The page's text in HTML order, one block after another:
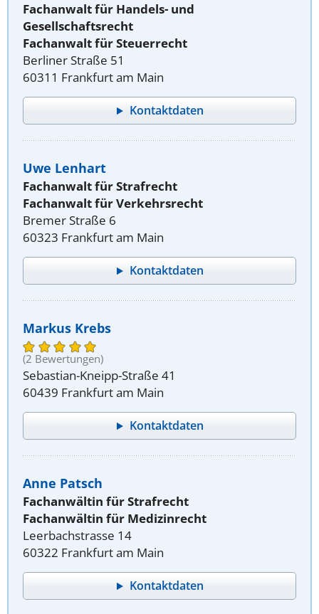
Fachanwalt für Handels- und
Gesellschaftsrecht
Fachanwalt für Steuerrecht
Berliner Straße 51
60311 Frankfurt am Main
Kontaktdaten
Uwe Lenhart
Fachanwalt für Strafrecht
Fachanwalt für Verkehrsrecht
Bremer Straße 6
60323 Frankfurt am Main
Kontaktdaten
Markus Krebs
(2 Bewertungen)
Sebastian-Kneipp-Straße 41
60439 Frankfurt am Main
Kontaktdaten
Anne Patsch
Fachanwältin für Strafrecht
Fachanwältin für Medizinrecht
Leerbachstrasse 14
60322 Frankfurt am Main
Kontaktdaten